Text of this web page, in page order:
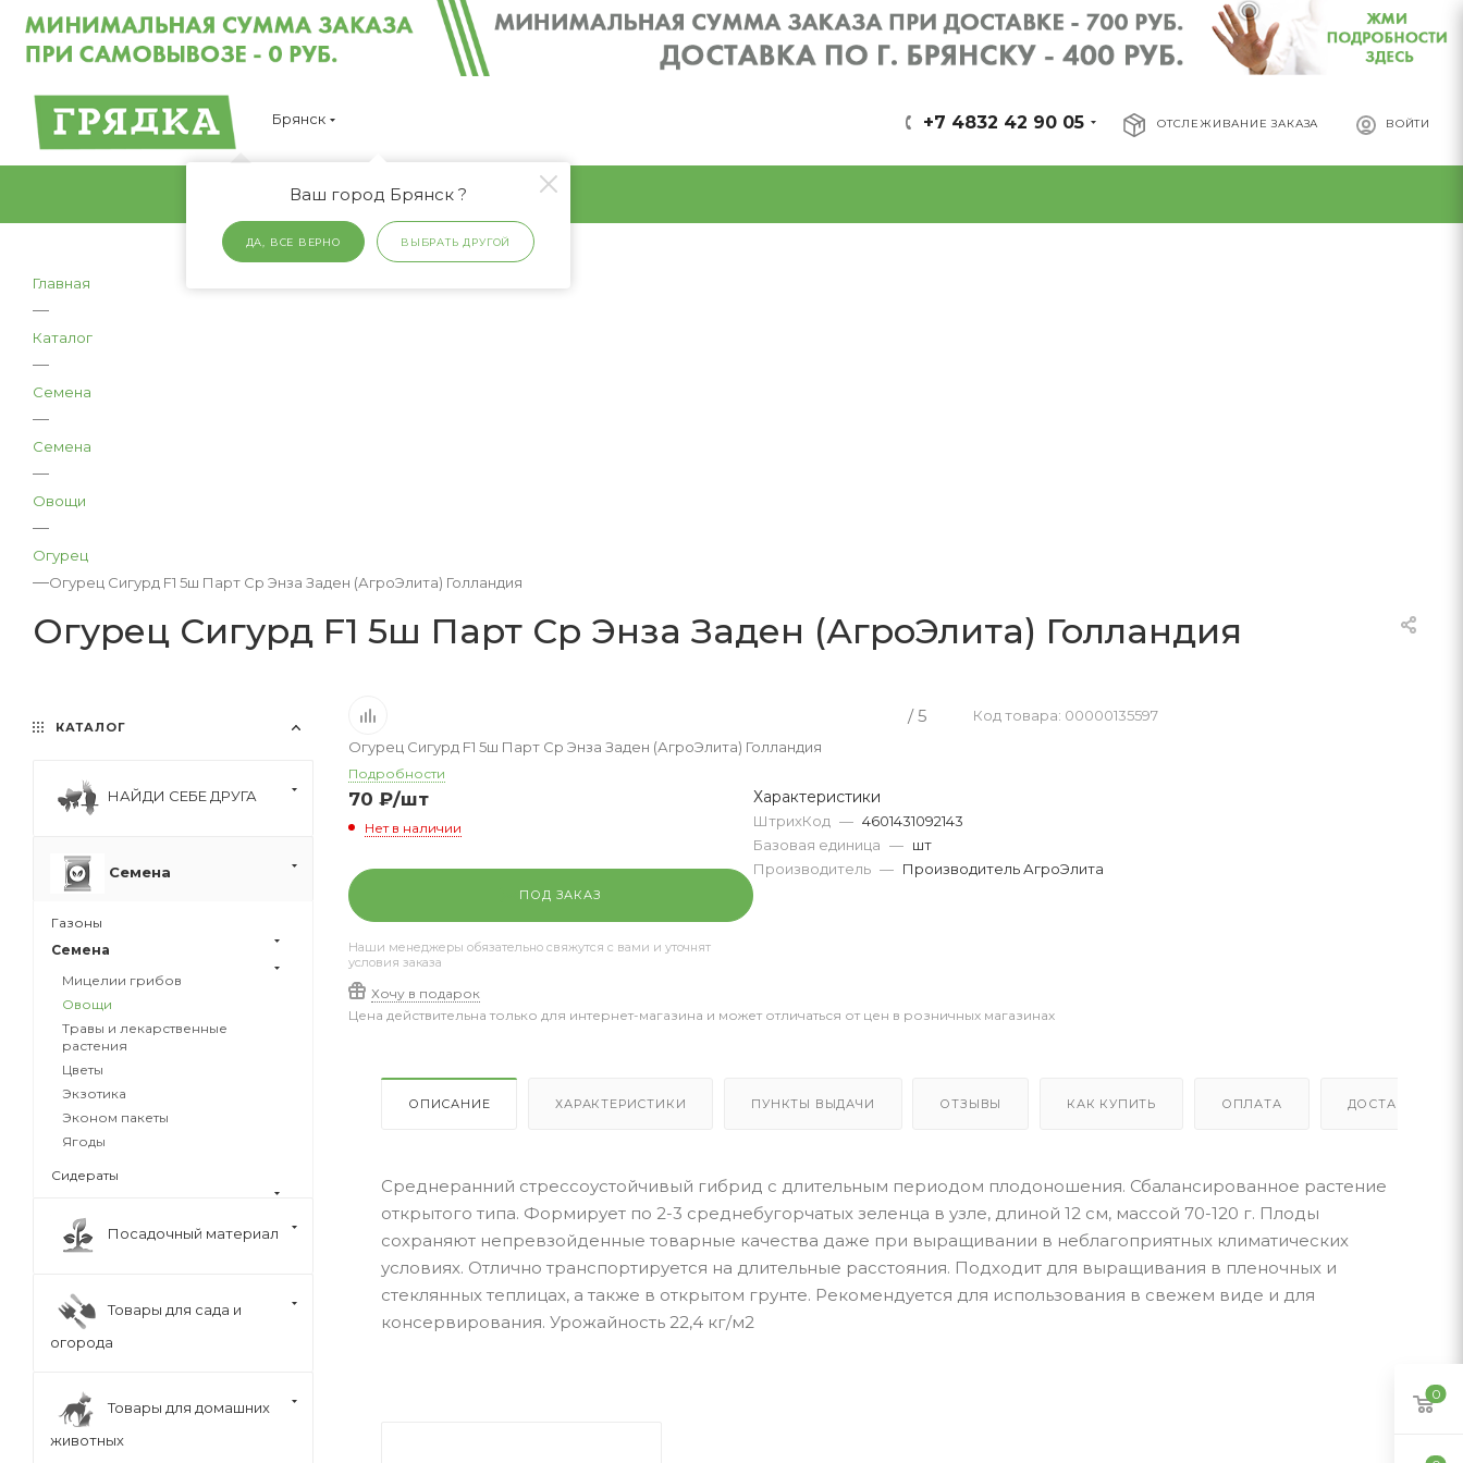
Брянск
Ваш город Брянск ?
ДА, ВСЕ ВЕРНО ВЫБРАТЬ ДРУГОЙ
ОТСЛЕЖИВАНИЕ ЗАКАЗА ВОЙТИ
+7 4832 42 90 05
Главная
—
Каталог
—
Семена
—
Семена
—
Овощи
—
Огурец
—Огурец Сигурд F1 5ш Парт Ср Энза Заден (АгроЭлита) Голландия
Огурец Сигурд F1 5ш Парт Ср Энза Заден (АгроЭлита) Голландия
/ 5
Код товара: 00000135597
Огурец Сигурд F1 5ш Парт Ср Энза Заден (АгроЭлита) Голландия
Подробности
70 ₽/шт
Нет в наличии
ПОД ЗАКАЗ
Наши менеджеры обязательно свяжутся с вами и уточнят
условия заказа
Хочу в подарок
Характеристики
ШтрихКод — 4601431092143
Базовая единица — шт
Производитель — Производитель АгроЭлита
Цена действительна только для интернет-магазина и может отличаться от цен в розничных магазинах
ОПИСАНИЕ ХАРАКТЕРИСТИКИ ПУНКТЫ ВЫДАЧИ ОТЗЫВЫ КАК КУПИТЬ ОПЛАТА ДОСТАВКА
Среднеранний стрессоустойчивый гибрид с длительным периодом плодоношения. Сбалансированное растение
открытого типа. Формирует по 2-3 среднебугорчатых зеленца в узле, длиной 12 см, массой 70-120 г. Плоды
сохраняют непревзойденные товарные качества даже при выращивании в неблагоприятных климатических
условиях. Отлично транспортируется на длительные расстояния. Подходит для выращивания в пленочных и
стеклянных теплицах, а также в открытом грунте. Рекомендуется для использования в свежем виде и для
консервирования. Урожайность 22,4 кг/м2
КАТАЛОГ
НАЙДИ СЕБЕ ДРУГА
Семена
Газоны
Семена
Мицелии грибов
Овощи
Травы и лекарственные
растения
Цветы
Экзотика
Эконом пакеты
Ягоды
Сидераты
Посадочный материал
Товары для сада и
огорода
Товары для домашних
животных
0